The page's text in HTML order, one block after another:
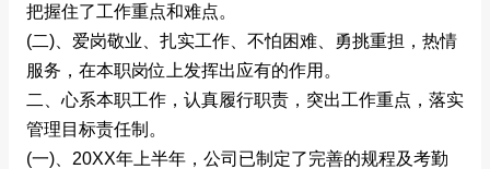
把握住了工作重点和难点。
(二)、爱岗敬业、扎实工作、不怕困难、勇挑重担，热情
服务，在本职岗位上发挥出应有的作用。
二、心系本职工作，认真履行职责，突出工作重点，落实
管理目标责任制。
(一)、20XX年上半年，公司已制定了完善的规程及考勤